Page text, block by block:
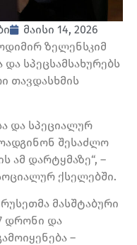
მაისი 14, 2026
ზელენსკიმ
სპეცსამსახურებს
თავდასხმის
და სპეციალურ
შესაძლო
ამ დარტყმაზე“, –
ქსელებში.
მასშტაბური
დრონი და
–